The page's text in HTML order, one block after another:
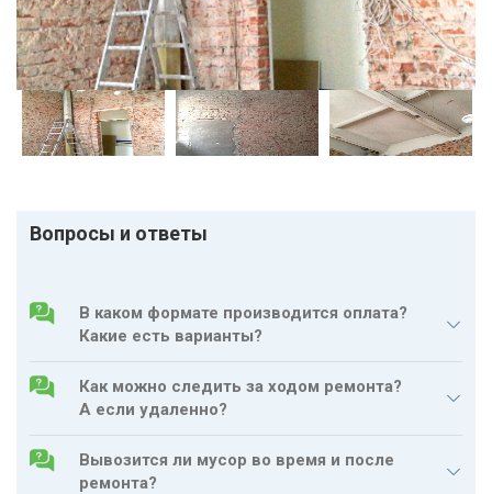
ЦЕНЫ
СТЕН
ПОКРАСКА СТЕН
ГРУНТОВКА СТЕН
ПОКЛЕЙКА ОБОЕВ
СТЕНУ
Вопросы и ответы
В каком формате производится оплата?
Какие есть варианты?
Как можно следить за ходом ремонта?
А если удаленно?
Вывозится ли мусор во время и после
ремонта?